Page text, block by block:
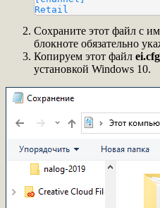
Retail
Сохраните этот файл с
блокноте обязательно
Копируем этот файл ei.cfg
установкой Windows 10.